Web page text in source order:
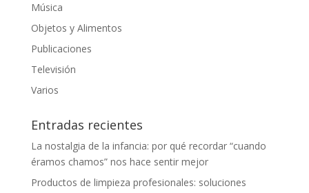
Música
Objetos y Alimentos
Publicaciones
Televisión
Varios
Entradas recientes
La nostalgia de la infancia: por qué recordar “cuando
éramos chamos” nos hace sentir mejor
Productos de limpieza profesionales: soluciones